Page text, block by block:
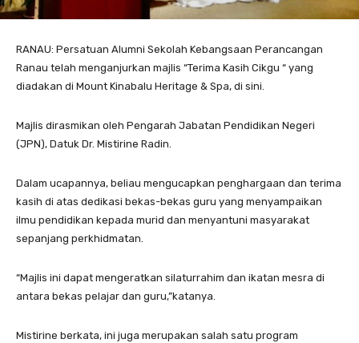
RANAU: Persatuan Alumni Sekolah Kebangsaan Perancangan
Ranau telah menganjurkan majlis “Terima Kasih Cikgu “ yang
diadakan di Mount Kinabalu Heritage & Spa, di sini.
Majlis dirasmikan oleh Pengarah Jabatan Pendidikan Negeri
(JPN), Datuk Dr. Mistirine Radin.
Dalam ucapannya, beliau mengucapkan penghargaan dan terima
kasih di atas dedikasi bekas-bekas guru yang menyampaikan
ilmu pendidikan kepada murid dan menyantuni masyarakat
sepanjang perkhidmatan.
“Majlis ini dapat mengeratkan silaturrahim dan ikatan mesra di
antara bekas pelajar dan guru,”katanya.
Mistirine berkata, ini juga merupakan salah satu program